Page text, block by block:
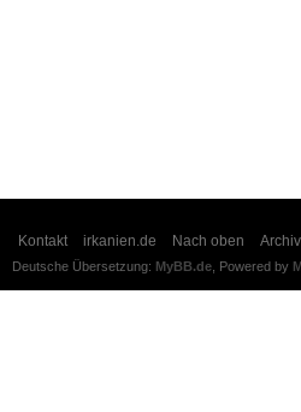
Kontakt irkanien.de Nach oben
Deutsche Übersetzung: MyBB.de , Powered by